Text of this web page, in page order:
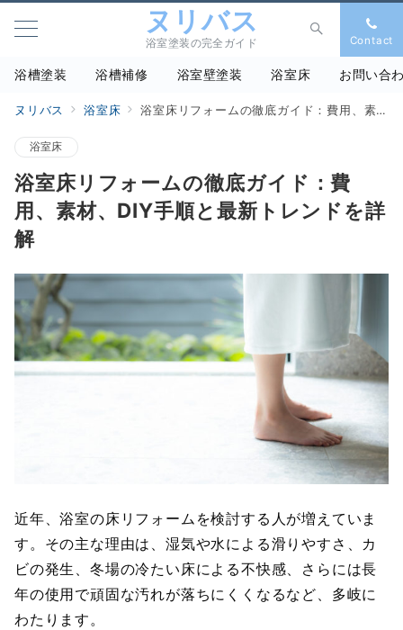
ヌリバス
浴室塗装の完全ガイド Contact
浴槽塗装 浴槽補修 浴室壁塗装 浴室床 お問い合
ヌリバス 浴室床 浴室床リフォームの徹底ガイド：費用、素材、DIY手順と最新トレンドを詳解
浴室床
浴室床リフォームの徹底ガイド：費
用、素材、DIY手順と最新トレンドを詳
解
近年、浴室の床リフォームを検討する人が増えていま
す。その主な理由は、湿気や水による滑りやすさ、カ
ビの発生、冬場の冷たい床による不快感、さらには長
年の使用で頑固な汚れが落ちにくくなるなど、多岐に
わたります。